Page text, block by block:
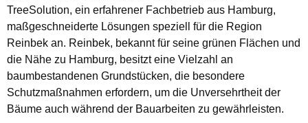
TreeSolution, ein erfahrener Fachbetrieb aus Hamburg,
maßgeschneiderte Lösungen speziell für die Region
Reinbek an. Reinbek, bekannt für seine grünen Flächen und
die Nähe zu Hamburg, besitzt eine Vielzahl an
baumbestandenen Grundstücken, die besondere
Schutzmaßnahmen erfordern, um die Unversehrtheit der
Bäume auch während der Bauarbeiten zu gewährleisten.